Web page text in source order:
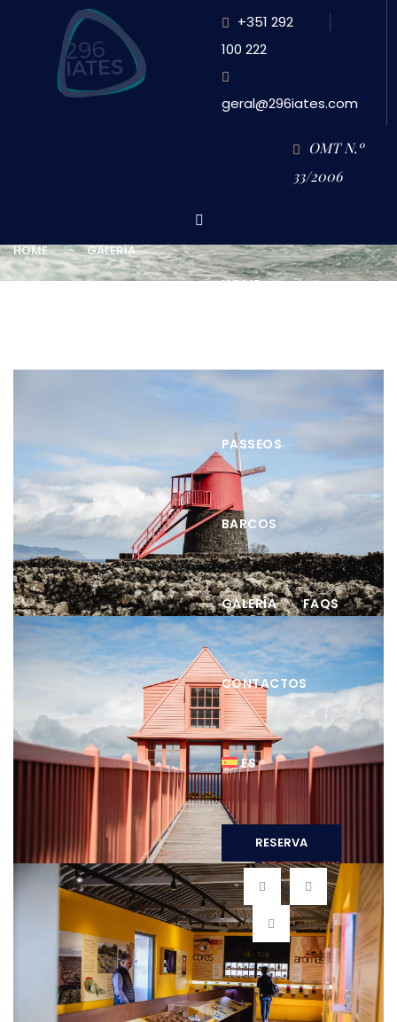
+351 292
100 222
geral@296iates.com
OMT N.º
33/2006
HOME
PASSEOS
BARCOS
GALERÍA FAQS
CONTACTOS
ES
RESERVA
GALERÍA
HOME GALERÍA